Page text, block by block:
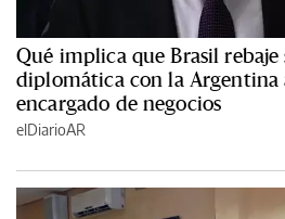
Qué implica que Brasil
diplomática con la Argentina
encargado de negocios
elDiarioAR